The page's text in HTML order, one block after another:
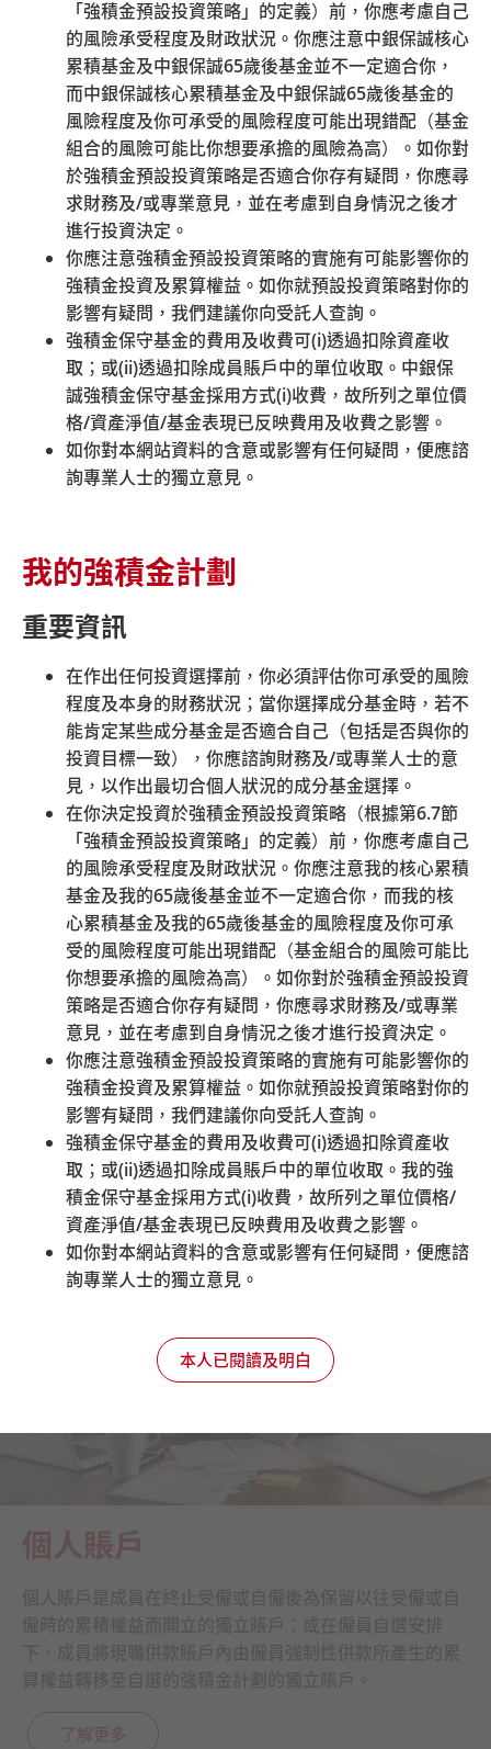
「強積金預設投資策略」的定義）前，你應考慮自己
的風險承受程度及財政狀況。你應注意中銀保誠核心
累積基金及中銀保誠65歲後基金並不一定適合你，
而中銀保誠核心累積基金及中銀保誠65歲後基金的
風險程度及你可承受的風險程度可能出現錯配（基金
組合的風險可能比你想要承擔的風險為高）。如你對
於強積金預設投資策略是否適合你存有疑問，你應尋
求財務及/或專業意見，並在考慮到自身情況之後才
進行投資決定。
你應注意強積金預設投資策略的實施有可能影響你的
強積金投資及累算權益。如你就預設投資策略對你的
影響有疑問，我們建議你向受託人查詢。
強積金保守基金的費用及收費可(i)透過扣除資產收
取；或(ii)透過扣除成員賬戶中的單位收取。中銀保
誠強積金保守基金採用方式(i)收費，故所列之單位價
格/資產淨值/基金表現已反映費用及收費之影響。
如你對本網站資料的含意或影響有任何疑問，便應諮
詢專業人士的獨立意見。
我的強積金計劃
重要資訊
在作出任何投資選擇前，你必須評估你可承受的風險
程度及本身的財務狀況；當你選擇成分基金時，若不
能肯定某些成分基金是否適合自己（包括是否與你的
投資目標一致），你應諮詢財務及/或專業人士的意
見，以作出最切合個人狀況的成分基金選擇。
在你決定投資於強積金預設投資策略（根據第6.7節
「強積金預設投資策略」的定義）前，你應考慮自己
的風險承受程度及財政狀況。你應注意我的核心累積
基金及我的65歲後基金並不一定適合你，而我的核
心累積基金及我的65歲後基金的風險程度及你可承
受的風險程度可能出現錯配（基金組合的風險可能比
你想要承擔的風險為高）。如你對於強積金預設投資
策略是否適合你存有疑問，你應尋求財務及/或專業
意見，並在考慮到自身情況之後才進行投資決定。
你應注意強積金預設投資策略的實施有可能影響你的
強積金投資及累算權益。如你就預設投資策略對你的
影響有疑問，我們建議你向受託人查詢。
強積金保守基金的費用及收費可(i)透過扣除資產收
取；或(ii)透過扣除成員賬戶中的單位收取。我的強
積金保守基金採用方式(i)收費，故所列之單位價格/
資產淨值/基金表現已反映費用及收費之影響。
如你對本網站資料的含意或影響有任何疑問，便應諮
詢專業人士的獨立意見。
本人已閱讀及明白
僱員成員
除獲豁免人士外，凡年滿18歲但未滿65歲的僱員均必須參
加強積金計劃。僱員應注意其強積金的權利和責任。
了解更多
自僱人士
凡年滿18歲但未滿65歲的自僱人士，不論其有關入息多
少，或是否已取得商業登記，都必須登記參加強積金計
了解更多
個人賬戶
了解更多